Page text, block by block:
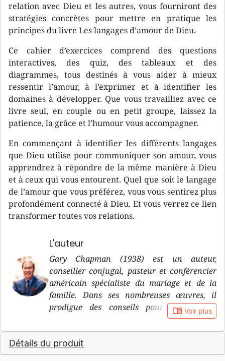
relation avec Dieu et les autres, vous fourniront des
stratégies concrètes pour mettre en pratique les
principes du livre Les langages d’amour de Dieu.
Ce cahier d’exercices comprend des questions
interactives, des quiz, des tableaux et des
diagrammes, tous destinés à vous aider à mieux
ressentir l’amour, à l’exprimer et à identifier les
domaines à développer. Que vous travailliez avec ce
livre seul, en couple ou en petit groupe, laissez la
patience, la grâce et l’humour vous accompagner.
En commençant à identifier les différents langages
que Dieu utilise pour communiquer son amour, vous
apprendrez à répondre de la même manière à Dieu
et à ceux qui vous entourent. Quel que soit le langage
de l’amour que vous préférez, vous vous sentirez plus
profondément connecté à Dieu. Et vous verrez ce lien
transformer toutes vos relations.
L'auteur
Gary Chapman (1938) est un auteur,
conseiller conjugal, pasteur et conférencier
américain spécialiste du mariage et de la
famille. Dans ses nombreuses œuvres, il
prodigue des conseils pour réussir son
mariage, sa vie de couple, l’éducation des
enfants… Rendu célèbre par son best-seller
Les Langages de l’amour , sorti en France en
1997, il a depuis publié plusieurs autres
book_open Voir plus
Détails du produit